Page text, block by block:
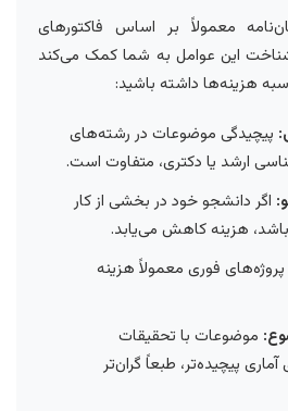
معمولاً بر اساس فاکتورهای
این عوامل به شما کمک می‌کند
هزینه‌ها داشته باشید:
پیچیدگی موضوعات در رشته‌های
ارشد یا دکتری، متفاوت است.
اگر دانشجو خود در بخشی از کار
هزینه کاهش می‌یابد.
پروژه‌های فوری معمولاً هزینه
موضوعات با تحقیقات
پیچیده‌تر، طبعاً گران‌تر